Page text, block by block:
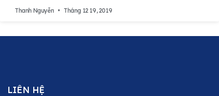
Thanh Nguyễn Tháng 12 19, 2019
LIÊN HỆ